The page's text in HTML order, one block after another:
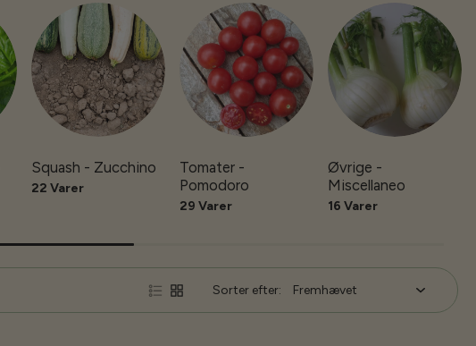
Squash - Zucchino
22 Varer
Tomater -
Pomodoro
29 Varer
Øvrige -
Miscellaneo
16 Varer
Sorter efter: